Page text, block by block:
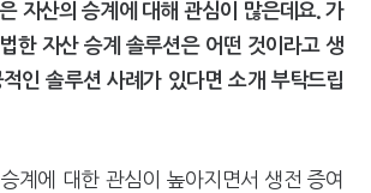
자산의 승계에 대해 관심이 많은데요. 가
한 자산 승계 솔루션은 어떤 것이라고 생
인 솔루션 사례가 있다면 소개 부탁드립
계에 대한 관심이 높아지면서 생전 증여